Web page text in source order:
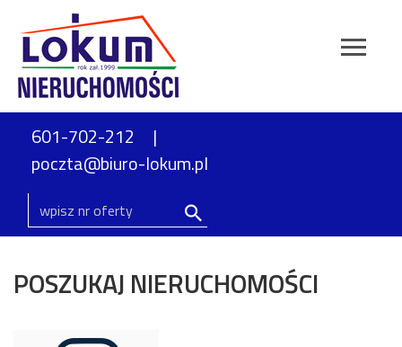
601-702-212
poczta@biuro-lokum.pl
POSZUKAJ NIERUCHOMOŚCI